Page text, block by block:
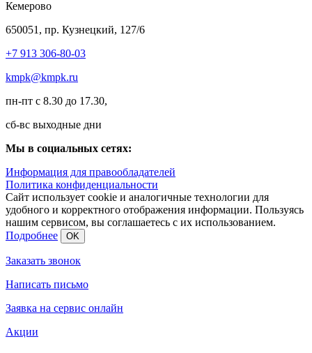
Кемерово
650051, пр. Кузнецкий, 127/6
+7 913 306-80-03
kmpk@kmpk.ru
пн-пт с 8.30 до 17.30,
сб-вс выходные дни
Мы в социальных сетях:
Информация для правообладателей
Политика конфиденциальности
Сайт использует cookie и аналогичные технологии для
удобного и корректного отображения информации. Пользуясь
нашим сервисом, вы соглашаетесь с их использованием.
Подробнее
OK
Заказать звонок
Написать письмо
Заявка на сервис онлайн
Акции